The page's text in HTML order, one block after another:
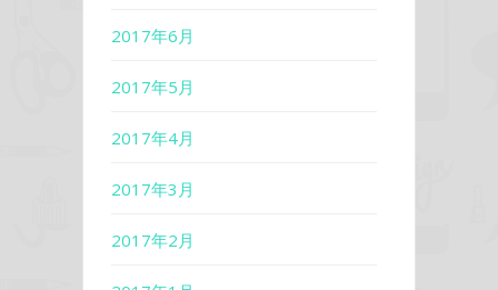
2017年6月
2017年5月
2017年4月
2017年3月
2017年2月